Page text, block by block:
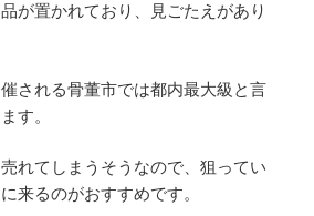
が置かれており、見ごたえがあり
される骨董市では都内最大級と言
す。
れてしまうそうなので、狙ってい
来るのがおすすめです。